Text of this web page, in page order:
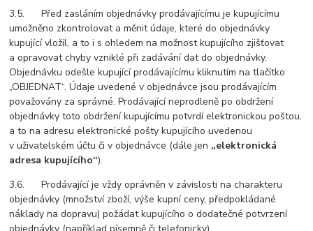
3.5. Před zasláním objednávky prodávajícímu je kupujícímu
umožněno zkontrolovat a měnit údaje, které do objednávky
kupující vložil, a to i s ohledem na možnost kupujícího zjišťovat
a opravovat chyby vzniklé při zadávání dat do objednávky.
Objednávku odešle kupující prodávajícímu kliknutím na tlačítko
„OBJEDNAT“. Údaje uvedené v objednávce jsou prodávajícím
považovány za správné. Prodávající neprodleně po obdržení
objednávky toto obdržení kupujícímu potvrdí elektronickou poštou,
a to na adresu elektronické pošty kupujícího uvedenou
v uživatelském účtu či v objednávce (dále jen „elektronická
adresa kupujícího“).
3.6. Prodávající je vždy oprávněn v závislosti na charakteru
objednávky (množství zboží, výše kupní ceny, předpokládané
náklady na dopravu) požádat kupujícího o dodatečné potvrzení